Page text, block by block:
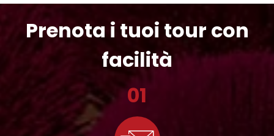
Prenota i tuoi tour con
facilità
01